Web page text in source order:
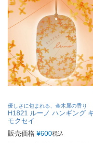
優しさに包まれる、金木犀の香り
H1821 ルーノ ハンギング
モクセイ
販売価格 ¥600税込